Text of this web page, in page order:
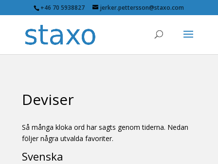
+46 70 5938827 jerker.pettersson@staxo.com
Deviser
Så många kloka ord har sagts genom tiderna. Nedan
följer några utvalda favoriter.
Svenska